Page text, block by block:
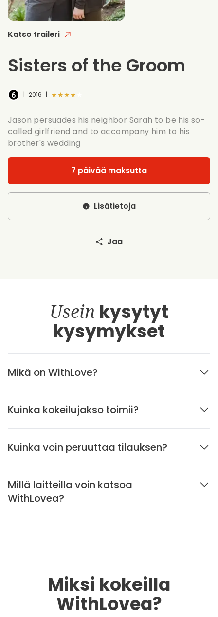
Katso traileri
Sisters of the Groom
| 2016 | ★★★★★
Jason persuades his neighbor Sarah to be his so-
called girlfriend and to accompany him to his
brother's wedding
7 päivää maksutta
Lisätietoja
Jaa
Usein kysytyt
kysymykset
Mikä on WithLove?
Kuinka kokeilujakso toimii?
Kuinka voin peruuttaa tilauksen?
Millä laitteilla voin katsoa
WithLovea?
Miksi kokeilla
WithLovea?